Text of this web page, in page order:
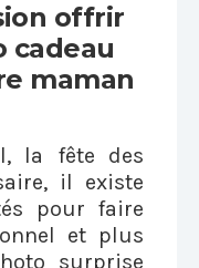
offrir
cadeau
maman
la fête des
il existe
pour faire
et plus
surprise